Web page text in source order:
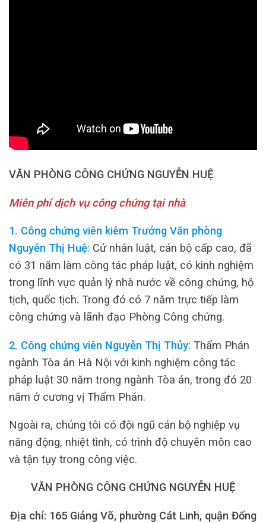
VĂN PHÒNG CÔNG CHỨNG NGUYỄN HUỆ
Miễn phí dịch vụ công chứng tại nhà
1. Công chứng viên kiêm Trưởng Văn phòng
Nguyễn Thị Huệ: Cử nhân luật, cán bộ cấp cao, đã
có 31 năm làm công tác pháp luật, có kinh nghiệm
trong lĩnh vực quản lý nhà nước về công chứng, hộ
tịch, quốc tịch. Trong đó có 7 năm trực tiếp làm
công chứng và lãnh đạo Phòng Công chứng.
2. Công chứng viên Nguyễn Thị Thủy: Thẩm Phán
ngành Tòa án Hà Nội với kinh nghiệm công tác
pháp luật 30 năm trong ngành Tòa án, trong đó 20
năm ở cương vị Thẩm Phán.
Ngoài ra, chúng tôi có đội ngũ cán bộ nghiệp vụ
năng động, nhiệt tình, có trình độ chuyên môn cao
và tận tụy trong công việc.
VĂN PHÒNG CÔNG CHỨNG NGUYỄN HUỆ
Địa chỉ: 165 Giảng Võ, phường Cát Linh, quận Đống